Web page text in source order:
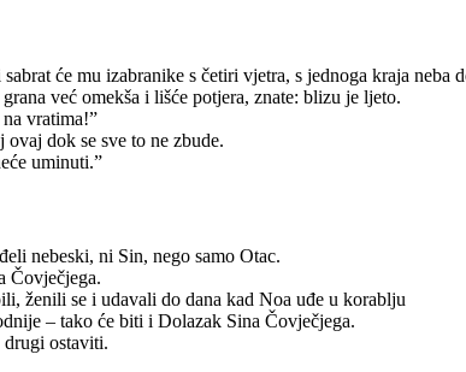
će mu izabranike s četiri vjetra, s jednoga kraja neba
već omekša i lišće potjera, znate: blizu je ljeto.
vratima!”
ovaj dok se sve to ne zbude.
uminuti.”
nebeski, ni Sin, nego samo Otac.
Čovječjega.
ženili se i udavali do dana kad Noa uđe u korablju
– tako će biti i Dolazak Sina Čovječjega.
drugi ostaviti.